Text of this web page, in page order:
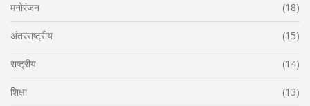
मनोरंजन (18)
अंतरराष्ट्रीय (15)
राष्ट्रीय (14)
शिक्षा (13)